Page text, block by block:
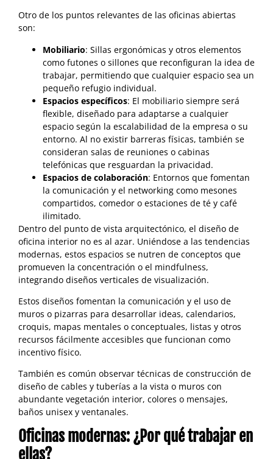
Otro de los puntos relevantes de las oficinas abiertas
son:
Mobiliario: Sillas ergonómicas y otros elementos
como futones o sillones que reconfiguran la idea de
trabajar, permitiendo que cualquier espacio sea un
pequeño refugio individual.
Espacios específicos: El mobiliario siempre será
flexible, diseñado para adaptarse a cualquier
espacio según la escalabilidad de la empresa o su
entorno. Al no existir barreras físicas, también se
consideran salas de reuniones o cabinas
telefónicas que resguardan la privacidad.
Espacios de colaboración: Entornos que fomentan
la comunicación y el networking como mesones
compartidos, comedor o estaciones de té y café
ilimitado.
Dentro del punto de vista arquitectónico, el diseño de
oficina interior no es al azar. Uniéndose a las tendencias
modernas, estos espacios se nutren de conceptos que
promueven la concentración o el mindfulness,
integrando diseños verticales de visualización.
Estos diseños fomentan la comunicación y el uso de
muros o pizarras para desarrollar ideas, calendarios,
croquis, mapas mentales o conceptuales, listas y otros
recursos fácilmente accesibles que funcionan como
incentivo físico.
También es común observar técnicas de construcción de
diseño de cables y tuberías a la vista o muros con
abundante vegetación interior, colores o mensajes,
baños unisex y ventanales.
Oficinas modernas: ¿Por qué trabajar en
ellas?